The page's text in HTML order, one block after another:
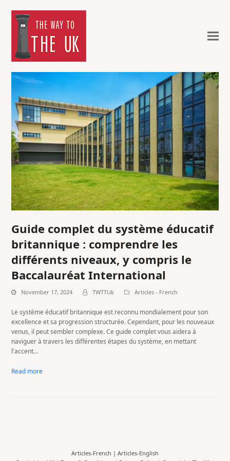
Guide complet du système éducatif
britannique : comprendre les
différents niveaux, y compris le
Baccalauréat International
November 17, 2024 TWTTUk Articles - French
Le système éducatif britannique est reconnu mondialement pour son
excellence et sa progression structurée. Cependant, pour les nouveaux
venus, il peut sembler complexe. Ce guide complet vous aidera à
naviguer à travers les différentes étapes du système, en mettant
l'accent…
Read more
Articles-French | Articles-English